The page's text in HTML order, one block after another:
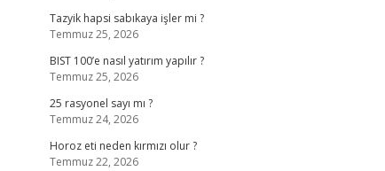
Tazyik hapsi sabıkaya işler mi ?
Temmuz 25, 2026
BIST 100’e nasıl yatırım yapılır ?
Temmuz 25, 2026
25 rasyonel sayı mı ?
Temmuz 24, 2026
Horoz eti neden kırmızı olur ?
Temmuz 22, 2026